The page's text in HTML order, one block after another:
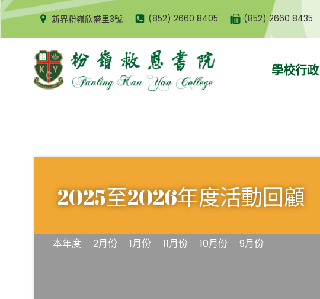
Skip
to
content
新界粉嶺欣盛里3號 (852) 2660 8405 (852) 2660 8435
學校行政
2025至2026年度活動回顧
本年度 2月份 1月份 11月份 10月份 9月份